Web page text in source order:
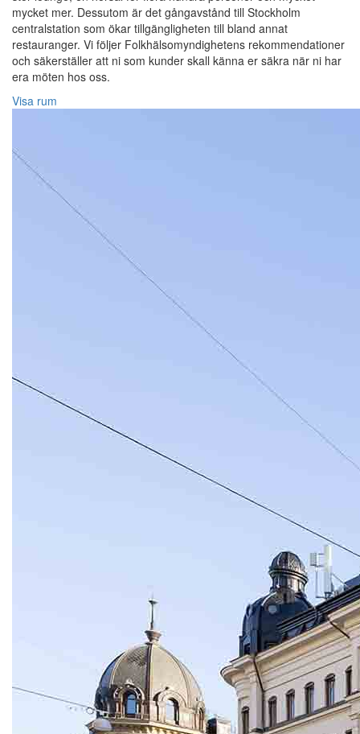
mycket mer. Dessutom är det gångavstånd till Stockholm
centralstation som ökar tillgängligheten till bland annat
restauranger. Vi följer Folkhälsomyndighetens rekommendationer
och säkerställer att ni som kunder skall känna er säkra när ni har
era möten hos oss.
Visa rum